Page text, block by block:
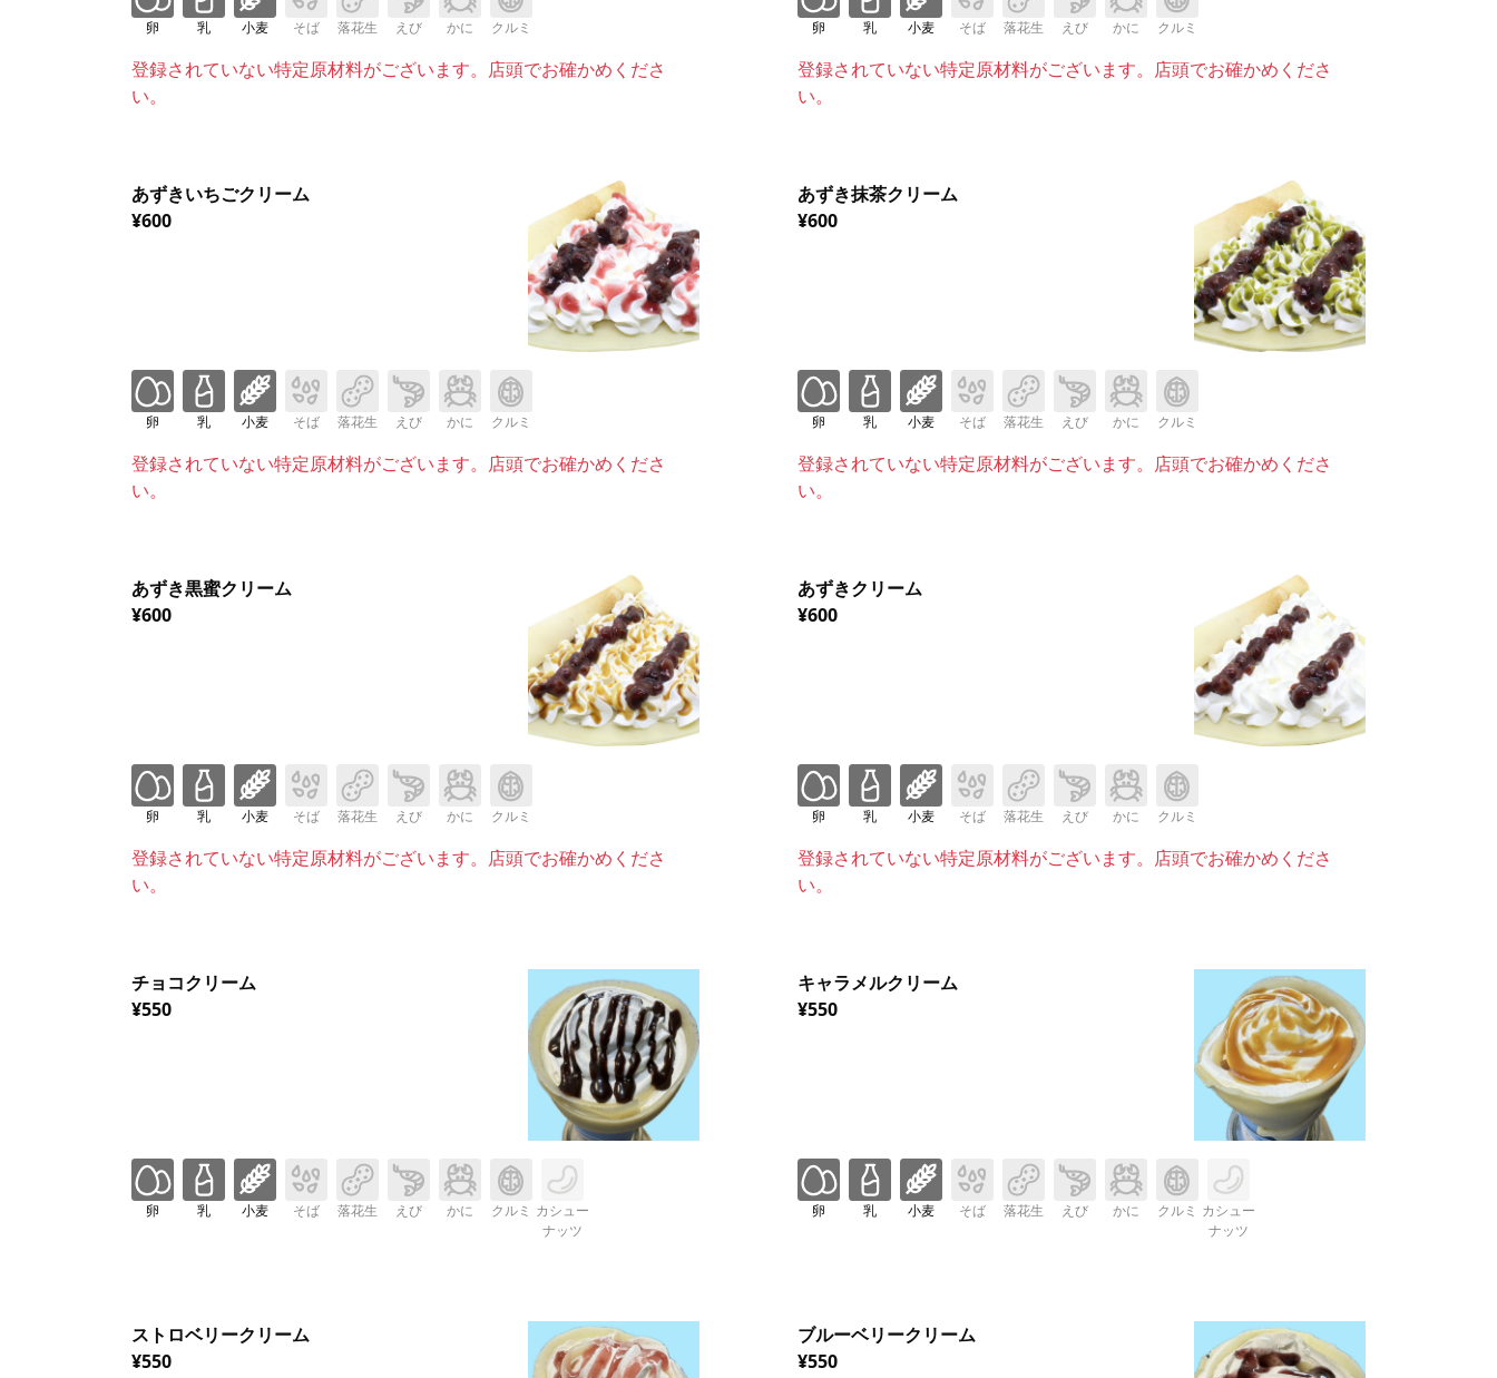
卵 乳 小麦 そば 落花生 えび かに クルミ
登録されていない特定原材料がございます。店頭でお確かめくださ
い。
卵 乳 小麦 そば 落花生 えび かに クルミ
登録されていない特定原材料がございます。店頭でお確かめくださ
い。
あずきいちごクリーム
¥600
卵 乳 小麦 そば 落花生 えび かに クルミ
登録されていない特定原材料がございます。店頭でお確かめくださ
い。
あずき抹茶クリーム
¥600
卵 乳 小麦 そば 落花生 えび かに クルミ
登録されていない特定原材料がございます。店頭でお確かめくださ
い。
あずき黒蜜クリーム
¥600
卵 乳 小麦 そば 落花生 えび かに クルミ
登録されていない特定原材料がございます。店頭でお確かめくださ
い。
あずきクリーム
¥600
卵 乳 小麦 そば 落花生 えび かに クルミ
登録されていない特定原材料がございます。店頭でお確かめくださ
い。
チョコクリーム
¥550
卵 乳 小麦 そば 落花生 えび かに クルミ カシュー
ナッツ
キャラメルクリーム
¥550
卵 乳 小麦 そば 落花生 えび かに クルミ カシュー
ナッツ
ストロベリークリーム
¥550
ブルーベリークリーム
¥550